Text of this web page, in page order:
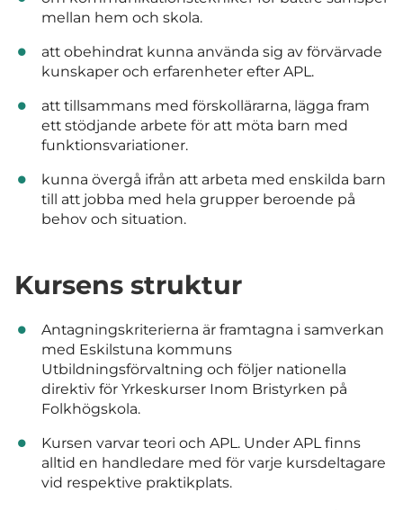
mellan hem och skola.
att obehindrat kunna använda sig av förvärvade
kunskaper och erfarenheter efter APL.
att tillsammans med förskollärarna, lägga fram
ett stödjande arbete för att möta barn med
funktionsvariationer.
kunna övergå ifrån att arbeta med enskilda barn
till att jobba med hela grupper beroende på
behov och situation.
Kursens struktur
Antagningskriterierna är framtagna i samverkan
med Eskilstuna kommuns
Utbildningsförvaltning och följer nationella
direktiv för Yrkeskurser Inom Bristyrken på
Folkhögskola.
Kursen varvar teori och APL. Under APL finns
alltid en handledare med för varje kursdeltagare
vid respektive praktikplats.